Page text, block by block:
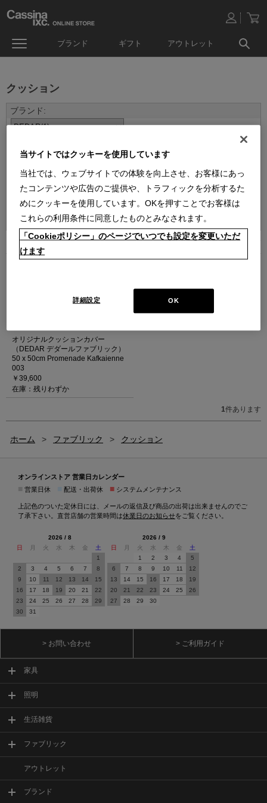
ブランド ギフト アウトレット
クッション
並べ替え：
1件あります
オリジナルクッションカバー
（DEDAR デダールファブリック）
50 x 50cm Promenade Kafkaienne
003
￥39,600
在庫：残りわずか
1件あります
ホーム > ファブリック > クッション
オンラインストア 営業日カレンダー
営業日休 配送・出荷休 ■ システムメンテナンス
上記色のついた定休日には、メールの返信及び商品の出荷は出来ませんのでご
了承下さい。直営店舗の営業時間は休業日のお知らせをご覧ください。
2026 / 8
日
月 火 水 木 金
土
1
2
3 4 5 6 7
8
9
10 11 12 13 14
15
16
17 18 19 20 21
22
23
24 25 26 27 28
29
30
31
2026 / 9
日
月 火 水 木 金
土
1
2 3 4
5
6
7 8 9 10 11
12
13
14 15 16 17 18
19
20
21 22 23 24 25
26
27
28 29 30
> お問い合わせ > ご利用ガイド
家具
照明
生活雑貨
ファブリック
アウトレット
ブランド
当サイトではクッキーを使用しています
当社では、ウェブサイトでの体験を向上させ、お客様にあっ
たコンテンツや広告のご提供や、トラフィックを分析するた
めにクッキーを使用しています。OKを押すことでお客様は
これらの利用条件に同意したものとみなされます。
「Cookieポリシー」のページでいつでも設定を変更いただ
けます
OK
詳細設定